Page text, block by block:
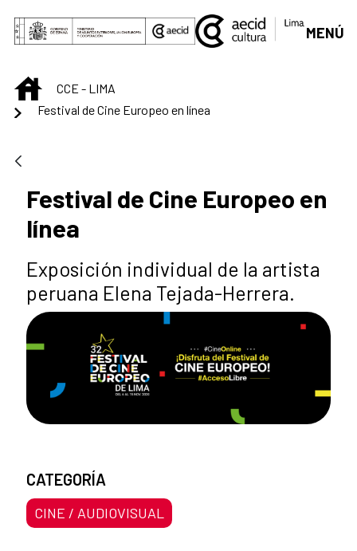
Saltar al contenido principal
MENÚ
INICIOCCE - LIMA
Festival de Cine Europeo en línea
Festival de Cine Europeo en
línea
Exposición individual de la artista
peruana Elena Tejada-Herrera.
CATEGORÍA
CINE / AUDIOVISUAL